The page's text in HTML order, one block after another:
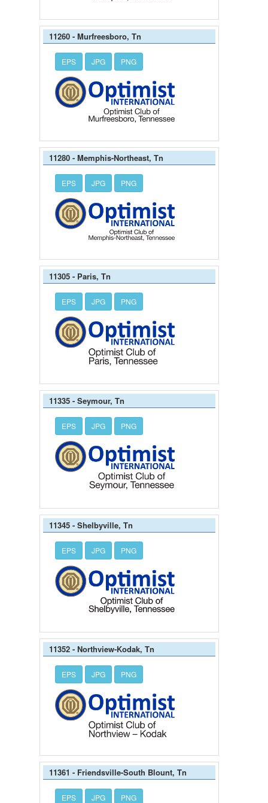
11260 - Murfreesboro, Tn
EPS JPG PNG
11280 - Memphis-Northeast, Tn
EPS JPG PNG
11305 - Paris, Tn
EPS JPG PNG
11335 - Seymour, Tn
EPS JPG PNG
11345 - Shelbyville, Tn
EPS JPG PNG
11352 - Northview-Kodak, Tn
EPS JPG PNG
11361 - Friendsville-South Blount, Tn
EPS JPG PNG